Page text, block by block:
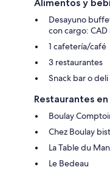
Alimentos y
Desayuno
con cargo: CAD
1 cafetería/café
3 restaurantes
Snack bar o deli
Restaurantes
Boulay
Chez Boulay
La Table du
Le Bedeau